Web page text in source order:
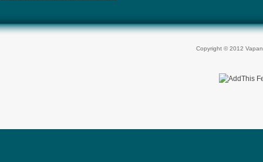
Copyright © 2012